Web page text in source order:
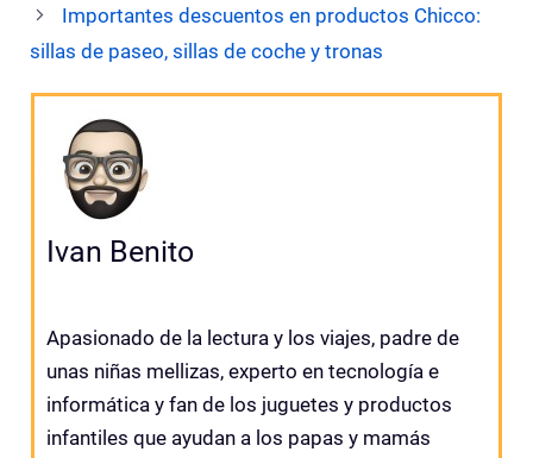
Importantes descuentos en productos Chicco:
sillas de paseo, sillas de coche y tronas
Ivan Benito
Apasionado de la lectura y los viajes, padre de
unas niñas mellizas, experto en tecnología e
informática y fan de los juguetes y productos
infantiles que ayudan a los papas y mamás